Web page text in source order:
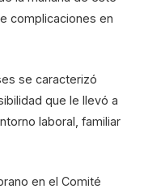
complicaciones en
se caracterizó
que le llevó a
laboral, familiar
en el Comité